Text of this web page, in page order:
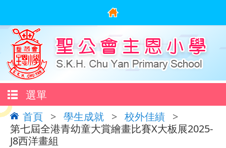
選單
首頁 > 學生成就 > 校外佳績 >
第七屆全港青幼童大賞繪畫比賽X大板展2025-
J8西洋畫組